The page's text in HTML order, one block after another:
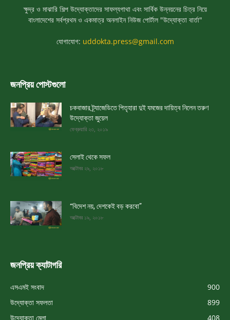
ক্ষুদ্র ও মাঝারি শিল্প উদ্যোক্তাদের সাফল্যগাথা এবং সার্বিক উন্নয়নের চিত্র নিয়ে
বাংলাদেশের সর্বপ্রথম ও একমাত্র অনলাইন নিউজ পোর্টাল "উদ্যোক্তা বার্তা"
যোগাযোগ: uddokta.press@gmail.com
জনপ্রিয় পোস্টগুলো
চকবাজার ট্র্যাজেডিতে পিতৃহারা দুই যমজের দায়িত্ব নিলেন তরুণ
উদ্যোক্তা জুয়েল
ফেব্রুয়ারি ২৩, ২০১৯
সেলাই থেকে সফল
অক্টোবর ২৯, ২০১৮
“বিদেশ নয়, দেশকেই বড় করবো”
অক্টোবর ১৯, ২০১৮
জনপ্রিয় ক্যাটাগরি
এসএমই সংবাদ
900
উদ্যোক্তা সফলতা
899
উদ্যোক্তা মেলা
408